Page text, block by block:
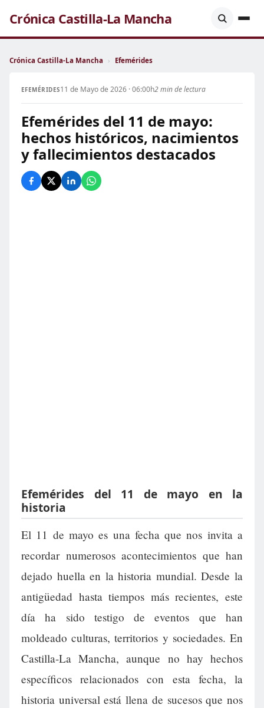
Crónica Castilla-La Mancha
Crónica Castilla-La Mancha › Efemérides
EFEMÉRIDES11 de Mayo de 2026 · 06:00h2 min de lectura
Efemérides del 11 de mayo:
hechos históricos, nacimientos
y fallecimientos destacados
Efemérides del 11 de mayo en la
historia
El 11 de mayo es una fecha que nos invita a
recordar numerosos acontecimientos que han
dejado huella en la historia mundial. Desde la
antigüedad hasta tiempos más recientes, este
día ha sido testigo de eventos que han
moldeado culturas, territorios y sociedades. En
Castilla-La Mancha, aunque no hay hechos
específicos relacionados con esta fecha, la
historia universal está llena de sucesos que nos